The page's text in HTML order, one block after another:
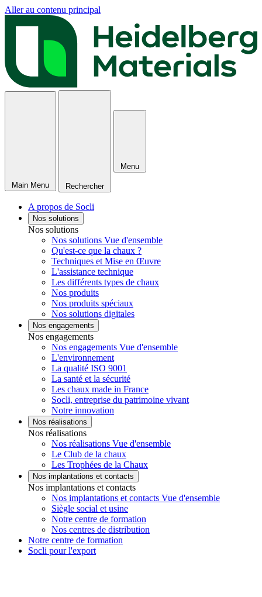
Aller au contenu principal
Main Menu Rechercher
Menu
A propos de Socli
Nos solutions
Nos solutions
Nos solutions Vue d'ensemble
Qu'est-ce que la chaux ?
Techniques et Mise en Œuvre
L'assistance technique
Les différents types de chaux
Nos produits
Nos produits spéciaux
Nos solutions digitales
Nos engagements
Nos engagements
Nos engagements Vue d'ensemble
L'environnement
La qualité ISO 9001
La santé et la sécurité
Les chaux made in France
Socli, entreprise du patrimoine vivant
Notre innovation
Nos réalisations
Nos réalisations
Nos réalisations Vue d'ensemble
Le Club de la chaux
Les Trophées de la Chaux
Nos implantations et contacts
Nos implantations et contacts
Nos implantations et contacts Vue d'ensemble
Siègle social et usine
Notre centre de formation
Nos centres de distribution
Notre centre de formation
Socli pour l'export